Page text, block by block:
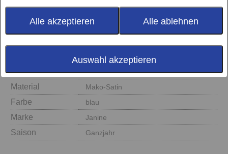
Alle akzeptieren Alle ablehnen
Auswahl akzeptieren
Größe 155x220 + 80x80
Material Mako-Satin
Farbe blau
Marke Janine
Saison Ganzjahr